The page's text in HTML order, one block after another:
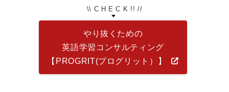
\\ C H E C K !! //
やり抜くための
英語学習コンサルティング
【PROGRIT(プログリット）】